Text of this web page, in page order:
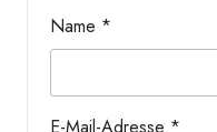
Name *
E-Mail-Adresse *